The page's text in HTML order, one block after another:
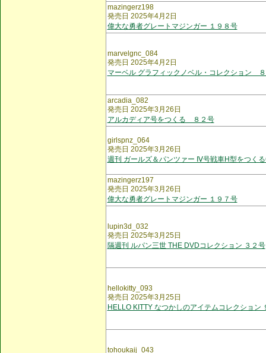
mazingerz198
発売日 2025年4月2日
偉大な勇者グレートマジンガー １９８号
marvelgnc_084
発売日 2025年4月2日
マーベル グラフィックノベル・コレクション
arcadia_082
発売日 2025年3月26日
アルカディア号をつくる ８２号
girlspnz_064
発売日 2025年3月26日
週刊 ガールズ＆パンツァー Ⅳ号戦車H型をつく
mazingerz197
発売日 2025年3月26日
偉大な勇者グレートマジンガー １９７号
lupin3d_032
発売日 2025年3月25日
隔週刊 ルパン三世 THE DVDコレクション ３２号
hellokitty_093
発売日 2025年3月25日
HELLO KITTY なつかしのアイテムコレクション
tohoukaij_043